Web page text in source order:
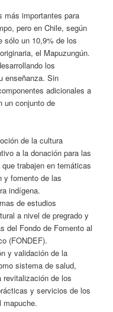
más importantes para
pero en Chile, según
sólo un 10,9% de los
el Mapuzungún.
los
enseñanza. Sin
adicionales a
un conjunto de
de la cultura
a la donación para las
trabajen en temáticas
y fomento de las
indígena.
de estudios
a nivel de pregrado y
del Fondo de Fomento al
(FONDEF).
y validación de la
sistema de salud,
revitalización de los
y servicios de los
mapuche.